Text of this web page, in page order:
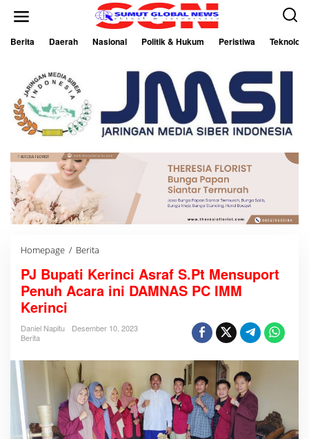
Berita Daerah Nasional Politik & Hukum Peristiwa Teknologi
Homepage / Berita
B
u
p
K
i
c
i
A
s
r
PJ Bupati Kerinci Asraf S.Pt Mensuport
Penuh Acara ini DAMNAS PC IMM
Kerinci
Daniel Napitu
Desember 10, 2023
Berita